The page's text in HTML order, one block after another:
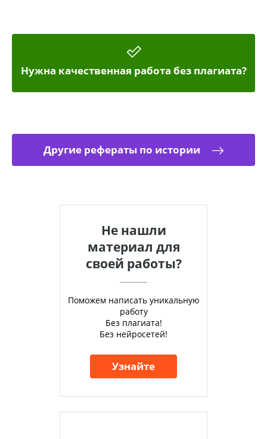
Нужна качественная работа без плагиата?
Другие рефераты по истории
Не нашли
материал для
своей работы?
Поможем написать уникальную
работу
Без плагиата!
Без нейросетей!
Узнайте